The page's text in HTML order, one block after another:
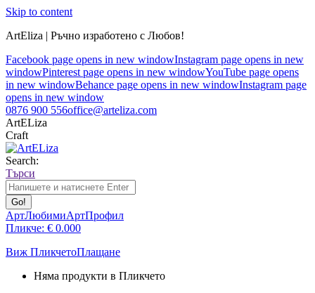
Skip to content
ArtEliza | Ръчно изработено с Любов!
Facebook page opens in new windowInstagram page opens in new
windowPinterest page opens in new windowYouTube page opens
in new windowBehance page opens in new windowInstagram page
opens in new window
0876 900 556office@arteliza.com
ArtELiza
Craft
Search:
Търси
АртЛюбимиАртПрофил
Пликче: € 0.000
Виж ПликчетоПлащане
Няма продукти в Пликчето